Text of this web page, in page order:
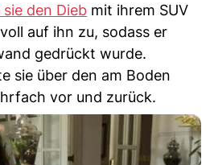
den Dieb mit ihrem SUV
auf ihn zu, sodass er
gedrückt wurde.
sie über den am Boden
vor und zurück.